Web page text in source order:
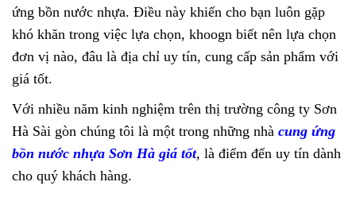
ứng bồn nước nhựa. Điều này khiến cho bạn luôn gặp
khó khăn trong việc lựa chọn, khoogn biết nên lựa chọn
đơn vị nào, đâu là địa chỉ uy tín, cung cấp sản phẩm với
giá tốt.
Với nhiều năm kinh nghiệm trên thị trường công ty Sơn
Hà Sài gòn chúng tôi là một trong những nhà cung ứng
bồn nước nhựa Sơn Hà giá tốt, là điểm đến uy tín dành
cho quý khách hàng.